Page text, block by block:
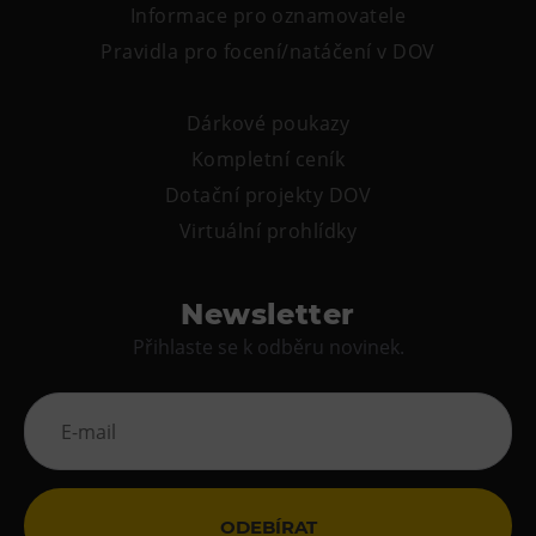
DOVýuky
Kroužky pro děti
Informace pro oznamovatele
Pravidla pro focení/natáčení v DOV
Dárkové poukazy
Kompletní ceník
Dotační projekty DOV
Virtuální prohlídky
Newsletter
Přihlaste se k odběru novinek.
ODEBÍRAT